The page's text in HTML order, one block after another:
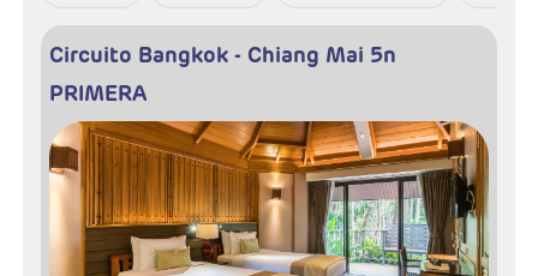
Circuito Bangkok - Chiang Mai 5n
PRIMERA